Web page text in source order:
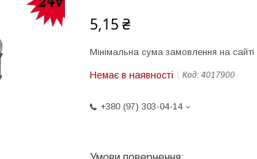
5,15 ₴
Мінімальна сума замовлення на
Немає в наявності Код: 4017900
+380 (97) 303-04-14